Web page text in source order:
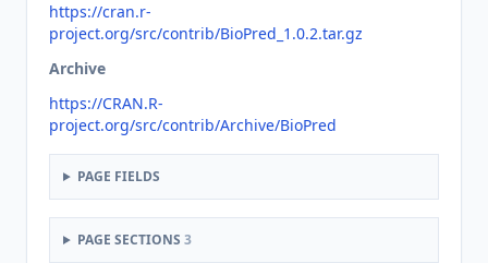
https://cran.r-
project.org/src/contrib/BioPred_1.0.2.tar.gz
Archive
https://CRAN.R-
project.org/src/contrib/Archive/BioPred
PAGE FIELDS
PAGE SECTIONS 3